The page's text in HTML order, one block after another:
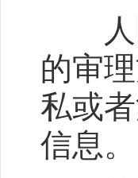
人民
的审
私或
信息。